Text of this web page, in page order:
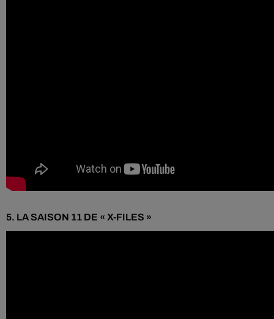
5. LASAISON 11 DE « X-FILES »